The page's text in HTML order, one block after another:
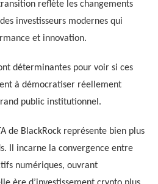
reflète les changements
investisseurs modernes qui
et innovation.
déterminantes pour voir si ces
à démocratiser réellement
public institutionnel.
de BlackRock représente bien plus
Il incarne la convergence entre
numériques, ouvrant